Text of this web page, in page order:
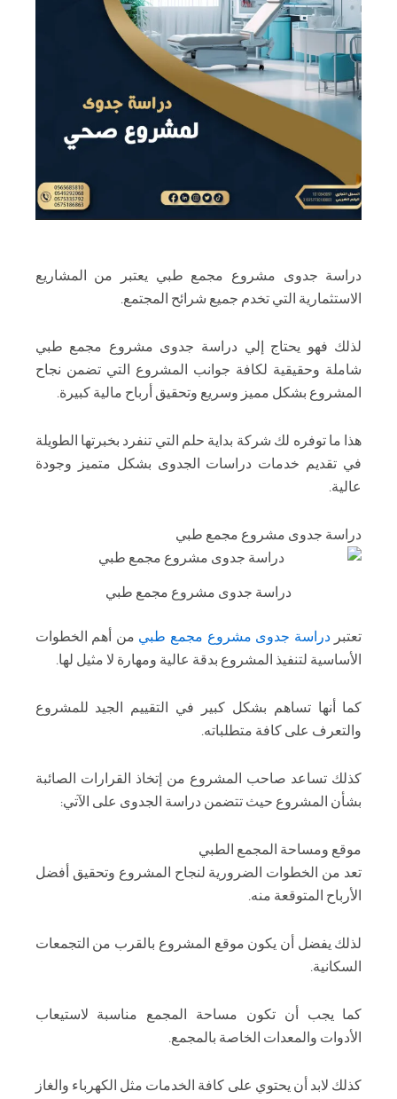
دراسة جدوى مشروع مجمع طبي يعتبر من المشاريع
الاستثمارية التي تخدم جميع شرائح المجتمع.
لذلك فهو يحتاج إلي دراسة جدوى مشروع مجمع طبي
شاملة وحقيقية لكافة جوانب المشروع التي تضمن نجاح
المشروع بشكل مميز وسريع وتحقيق أرباح مالية كبيرة.
هذا ما توفره لك شركة بداية حلم التي تنفرد بخبرتها الطويلة
في تقديم خدمات دراسات الجدوى بشكل متميز وجودة
عالية.
دراسة جدوى مشروع مجمع طبي
دراسة جدوى مشروع مجمع طبي
تعتبردراسة جدوى مشروع مجمع طبي من أهم الخطوات
الأساسية لتنفيذ المشروع بدقة عالية ومهارة لا مثيل لها.
كما أنها تساهم بشكل كبير في التقييم الجيد للمشروع
والتعرف على كافة متطلباته.
كذلك تساعد صاحب المشروع من إتخاذ القرارات الصائبة
بشأن المشروع حيث تتضمن دراسة الجدوى على الآتي:
موقع ومساحة المجمع الطبي
تعد من الخطوات الضرورية لنجاح المشروع وتحقيق أفضل
الأرباح المتوقعة منه.
لذلك يفضل أن يكون موقع المشروع بالقرب من التجمعات
السكانية.
كما يجب أن تكون مساحة المجمع مناسبة لاستيعاب
الأدوات والمعدات الخاصة بالمجمع.
كذلك لابد أن يحتوي على كافة الخدمات مثل الكهرباء والغاز